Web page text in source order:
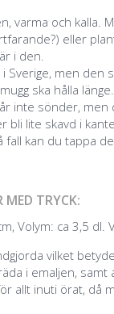
varma och kalla.
eller
i den.
i Sverige, men
ska hålla
inte sönder,
bli lite skavd i
fall kan du tappa
MED TRYCK:
Volym: ca 3,5 dl.
vilket
i emaljen, samt
allt inuti örat, då